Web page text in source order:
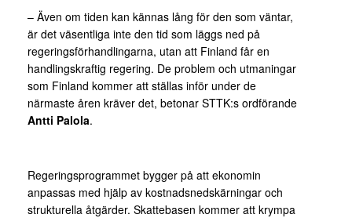
– Även om tiden kan kännas lång för den som väntar,
är det väsentliga inte den tid som läggs ned på
regeringsförhandlingarna, utan att Finland får en
handlingskraftig regering. De problem och utmaningar
som Finland kommer att ställas inför under de
närmaste åren kräver det, betonar STTK:s ordförande
Antti Palola.
Regeringsprogrammet bygger på att ekonomin
anpassas med hjälp av kostnadsnedskärningar och
strukturella åtgärder. Skattebasen kommer att krympa